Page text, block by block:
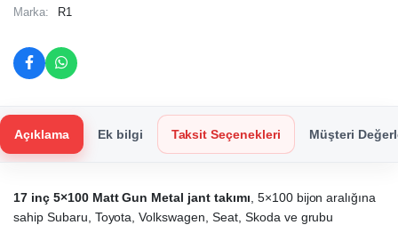
Marka: R1
Açıklama Ek bilgi Taksit Seçenekleri Müşteri
17 inç 5×100 Matt Gun Metal jant takımı , 5×100 bijon aralığına
sahip Subaru, Toyota, Volkswagen, Seat, Skoda ve grubu